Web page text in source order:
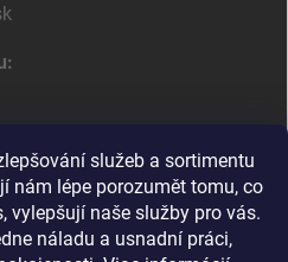
služeb a sortimentu
nám lépe porozumět tomu, co
vylepšují naše služby pro vás.
náladu a usnadní práci,